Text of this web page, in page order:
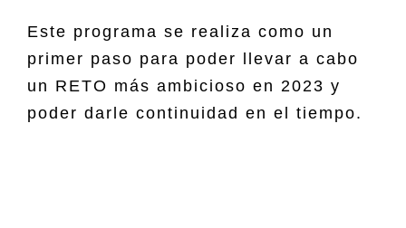
Este programa se realiza como un
primer paso para poder llevar a cabo
un RETO más ambicioso en 2023 y
poder darle continuidad en el tiempo.